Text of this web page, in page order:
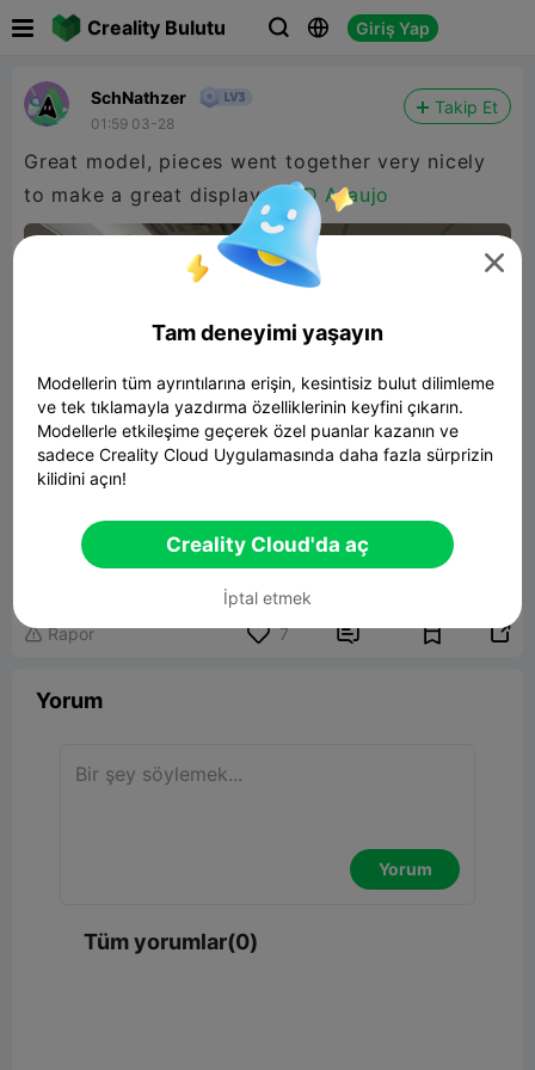
Creality Bulutu   Giriş Yap
SchNathzer
01:59 03-28
Takip Et
Great model, pieces went together very nicely
to make a great display@3D Araujo
36.15MB İlgili 3D Model
 Rapor 7  
Yorum
Yorum
Tüm yorumlar(0)

Tam deneyimi yaşayın
Modellerin tüm ayrıntılarına erişin, kesintisiz bulut dilimleme
ve tek tıklamayla yazdırma özelliklerinin keyfini çıkarın.
Modellerle etkileşime geçerek özel puanlar kazanın ve
sadece Creality Cloud Uygulamasında daha fazla sürprizin
kilidini açın!
Creality Cloud'da aç
İptal etmek